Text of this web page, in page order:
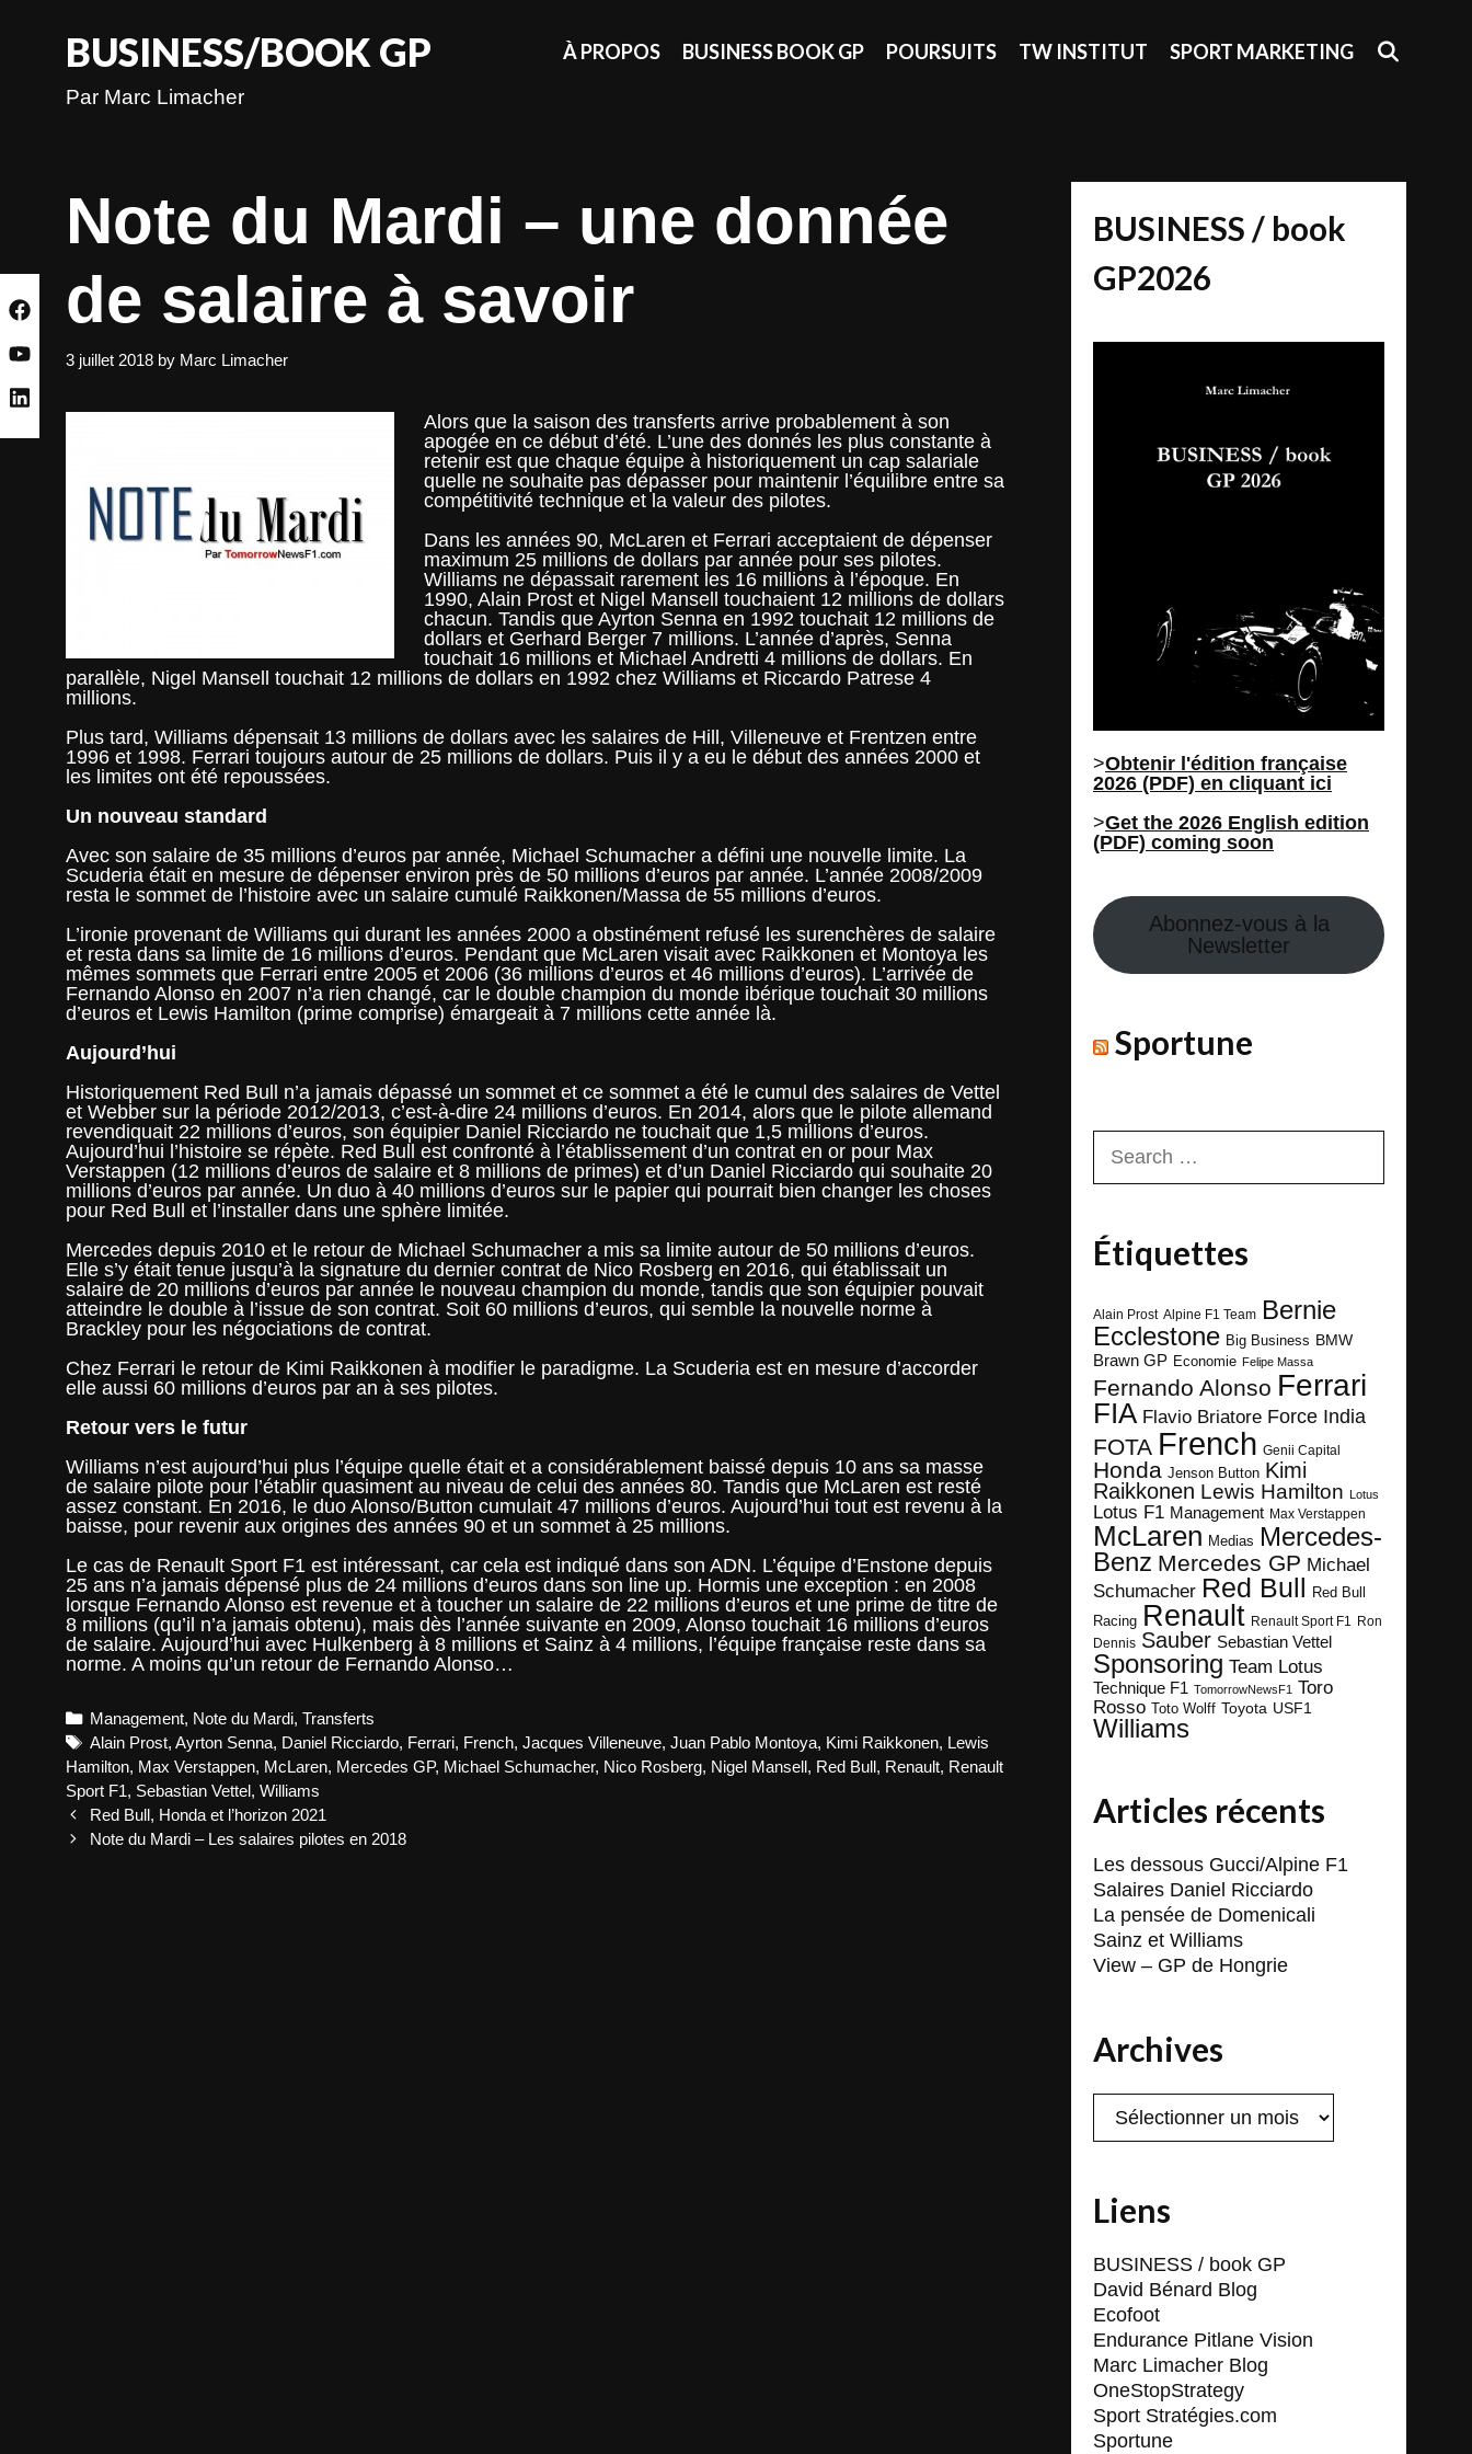
BUSINESS/BOOK GP
Par Marc Limacher
À PROPOS BUSINESS BOOK GP POURSUITS TW INSTITUT SPORT MARKETING
Note du Mardi – une donnée
de salaire à savoir
3 juillet 2018 by Marc Limacher
Alors que la saison des transferts arrive probablement à son
apogée en ce début d’été. L’une des donnés les plus constante à
retenir est que chaque équipe à historiquement un cap salariale
quelle ne souhaite pas dépasser pour maintenir l’équilibre entre sa
compétitivité technique et la valeur des pilotes.
Dans les années 90, McLaren et Ferrari acceptaient de dépenser
maximum 25 millions de dollars par année pour ses pilotes.
Williams ne dépassait rarement les 16 millions à l’époque. En
1990, Alain Prost et Nigel Mansell touchaient 12 millions de dollars
chacun. Tandis que Ayrton Senna en 1992 touchait 12 millions de
dollars et Gerhard Berger 7 millions. L’année d’après, Senna
touchait 16 millions et Michael Andretti 4 millions de dollars. En
parallèle, Nigel Mansell touchait 12 millions de dollars en 1992 chez Williams et Riccardo Patrese 4
millions.
Plus tard, Williams dépensait 13 millions de dollars avec les salaires de Hill, Villeneuve et Frentzen entre
1996 et 1998. Ferrari toujours autour de 25 millions de dollars. Puis il y a eu le début des années 2000 et
les limites ont été repoussées.
Un nouveau standard
Avec son salaire de 35 millions d’euros par année, Michael Schumacher a défini une nouvelle limite. La
Scuderia était en mesure de dépenser environ près de 50 millions d’euros par année. L’année 2008/2009
resta le sommet de l’histoire avec un salaire cumulé Raikkonen/Massa de 55 millions d’euros.
L’ironie provenant de Williams qui durant les années 2000 a obstinément refusé les surenchères de salaire
et resta dans sa limite de 16 millions d’euros. Pendant que McLaren visait avec Raikkonen et Montoya les
mêmes sommets que Ferrari entre 2005 et 2006 (36 millions d’euros et 46 millions d’euros). L’arrivée de
Fernando Alonso en 2007 n’a rien changé, car le double champion du monde ibérique touchait 30 millions
d’euros et Lewis Hamilton (prime comprise) émargeait à 7 millions cette année là.
Aujourd’hui
Historiquement Red Bull n’a jamais dépassé un sommet et ce sommet a été le cumul des salaires de Vettel
et Webber sur la période 2012/2013, c’est-à-dire 24 millions d’euros. En 2014, alors que le pilote allemand
revendiquait 22 millions d’euros, son équipier Daniel Ricciardo ne touchait que 1,5 millions d’euros.
Aujourd’hui l’histoire se répète. Red Bull est confronté à l’établissement d’un contrat en or pour Max
Verstappen (12 millions d’euros de salaire et 8 millions de primes) et d’un Daniel Ricciardo qui souhaite 20
millions d’euros par année. Un duo à 40 millions d’euros sur le papier qui pourrait bien changer les choses
pour Red Bull et l’installer dans une sphère limitée.
Mercedes depuis 2010 et le retour de Michael Schumacher a mis sa limite autour de 50 millions d’euros.
Elle s’y était tenue jusqu’à la signature du dernier contrat de Nico Rosberg en 2016, qui établissait un
salaire de 20 millions d’euros par année le nouveau champion du monde, tandis que son équipier pouvait
atteindre le double à l’issue de son contrat. Soit 60 millions d’euros, qui semble la nouvelle norme à
Brackley pour les négociations de contrat.
Chez Ferrari le retour de Kimi Raikkonen à modifier le paradigme. La Scuderia est en mesure d’accorder
elle aussi 60 millions d’euros par an à ses pilotes.
Retour vers le futur
Williams n’est aujourd’hui plus l’équipe quelle était et a considérablement baissé depuis 10 ans sa masse
de salaire pilote pour l’établir quasiment au niveau de celui des années 80. Tandis que McLaren est resté
assez constant. En 2016, le duo Alonso/Button cumulait 47 millions d’euros. Aujourd’hui tout est revenu à la
baisse, pour revenir aux origines des années 90 et un sommet à 25 millions.
Le cas de Renault Sport F1 est intéressant, car cela est indiqué dans son ADN. L’équipe d’Enstone depuis
25 ans n’a jamais dépensé plus de 24 millions d’euros dans son line up. Hormis une exception : en 2008
lorsque Fernando Alonso est revenue et à toucher un salaire de 22 millions d’euros et une prime de titre de
8 millions (qu’il n’a jamais obtenu), mais dès l’année suivante en 2009, Alonso touchait 16 millions d’euros
de salaire. Aujourd’hui avec Hulkenberg à 8 millions et Sainz à 4 millions, l’équipe française reste dans sa
norme. A moins qu’un retour de Fernando Alonso…
Categories
Management, Note du Mardi,Transferts
Tags
Alain Prost,Ayrton Senna, Daniel Ricciardo, Ferrari, French,Jacques Villeneuve,Juan Pablo Montoya, Kimi Raikkonen, Lewis
Hamilton, Max Verstappen, McLaren, Mercedes GP, Michael Schumacher, Nico Rosberg, Nigel Mansell, Red Bull, Renault, Renault
Sport F1, Sebastian Vettel, Williams
Post
navigation
Red Bull, Honda et l’horizon 2021
Note du Mardi – Les salaires pilotes en 2018
BUSINESS / book
GP2026
>Obtenir l'édition française
2026 (PDF) en cliquant ici
>Get the 2026 English edition
(PDF) coming soon
Abonnez-vous à la
Newsletter
Sportune
Search
for:
Étiquettes
Alain Prost Alpine F1 Team Bernie
Ecclestone Big Business BMW
Brawn GP Economie Felipe Massa
Fernando Alonso Ferrari
FIA Flavio Briatore Force India
FOTA French Genii Capital
Honda Jenson Button Kimi
Raikkonen Lewis Hamilton Lotus
Lotus F1 Management Max Verstappen
McLaren Medias Mercedes-
Benz Mercedes GP Michael
Schumacher Red Bull
Red Bull
Racing Renault Renault Sport F1
Ron
Dennis Sauber Sebastian Vettel
Sponsoring Team Lotus
Technique F1 TomorrowNewsF1 Toro
Rosso Toto Wolff Toyota USF1
Williams
Articles récents
Les dessous Gucci/Alpine F1
Salaires Daniel Ricciardo
La pensée de Domenicali
Sainz et Williams
View – GP de Hongrie
Archives
Archives
Liens
BUSINESS / book GP
David Bénard Blog
Ecofoot
Endurance Pitlane Vision
Marc Limacher Blog
OneStopStrategy
Sport Stratégies.com
Sportune